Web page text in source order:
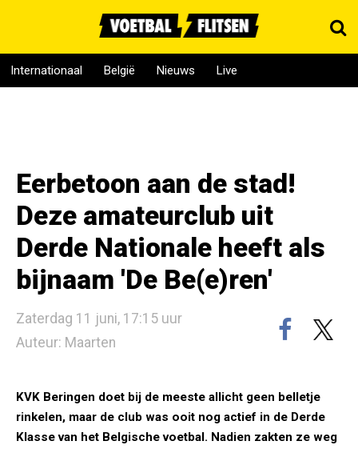
Internationaal België Nieuws Live
Eerbetoon aan de stad!
Deze amateurclub uit
Derde Nationale heeft als
bijnaam 'De Be(e)ren'
Zaterdag 11 juni, 17:15 uur
Auteur: Maarten
KVK Beringen doet bij de meeste allicht geen belletje
rinkelen, maar de club was ooit nog actief in de Derde
Klasse van het Belgische voetbal. Nadien zakten ze weg